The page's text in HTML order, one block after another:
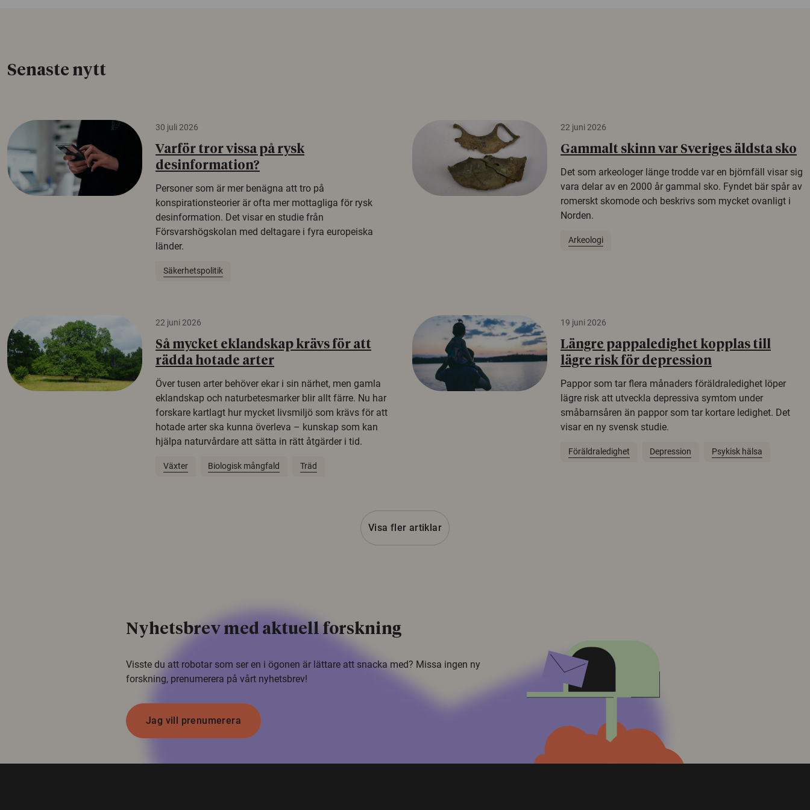
Senaste nytt
30 juli 2026
Varför tror vissa på rysk
desinformation?
Personer som är mer benägna att tro på
konspirationsteorier är ofta mer mottagliga för rysk
desinformation. Det visar en studie från
Försvarshögskolan med deltagare i fyra europeiska
länder.
Säkerhetspolitik
22 juni 2026
Gammalt skinn var Sveriges äldsta sko
Det som arkeologer länge trodde var en björnfäll visar sig
vara delar av en 2000 år gammal sko. Fyndet bär spår av
romerskt skomode och beskrivs som mycket ovanligt i
Norden.
Arkeologi
22 juni 2026
Så mycket eklandskap krävs för att
rädda hotade arter
Över tusen arter behöver ekar i sin närhet, men gamla
eklandskap och naturbetesmarker blir allt färre. Nu har
forskare kartlagt hur mycket livsmiljö som krävs för att
hotade arter ska kunna överleva – kunskap som kan
hjälpa naturvårdare att sätta in rätt åtgärder i tid.
Växter Biologisk mångfald Träd
19 juni 2026
Längre pappaledighet kopplas till
lägre risk för depression
Pappor som tar flera månaders föräldraledighet löper
lägre risk att utveckla depressiva symtom under
småbarnsåren än pappor som tar kortare ledighet. Det
visar en ny svensk studie.
Föräldraledighet Depression Psykisk hälsa
Visa fler artiklar
Nyhetsbrev med aktuell forskning
Visste du att robotar som ser en i ögonen är lättare att snacka med? Missa ingen ny
forskning, prenumerera på vårt nyhetsbrev!
Jag vill prenumerera